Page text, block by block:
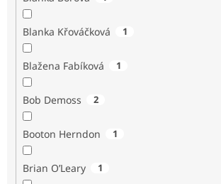
Blanka Křováčková 1
Blažena Fabíková 1
Bob Demoss 2
Booton Herndon 1
Brian O’Leary 1